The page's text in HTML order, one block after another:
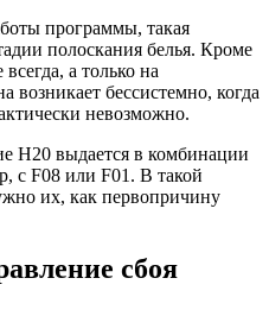
программы, такая
полоскания белья. Кроме
а только на
бессистемно, когда
невозможно.
H20 выдается в комбинации
с F08 или F01. В такой
их, как первопричину
сбоя